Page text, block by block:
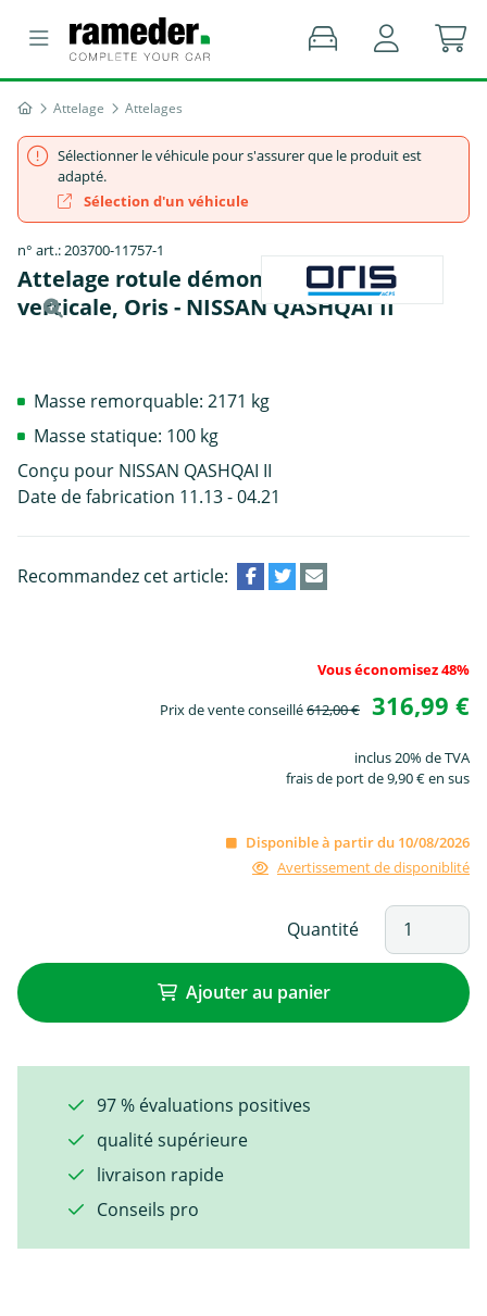
Attelage Attelages
Sélectionner le véhicule pour s'assurer que le produit est
adapté.
Sélection d'un véhicule
n° art.: 203700-11757-1
Attelage rotule démontable sans outil
verticale, Oris - NISSAN QASHQAI II
Masse remorquable: 2171 kg
Masse statique: 100 kg
Conçu pour NISSAN QASHQAI II
Date de fabrication 11.13 - 04.21
Recommandez cet article:
Vous économisez 48%
Prix de vente conseillé612,00 € 316,99 €
inclus 20% de TVA
frais de port de 9,90 € en sus
Disponible à partir du 10/08/2026
Avertissement de disponiblité
Quantité
Ajouter au panier
97 % évaluations positives
qualité supérieure
livraison rapide
Conseils pro